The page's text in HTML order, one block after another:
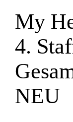
e
n
My
4.
NEU